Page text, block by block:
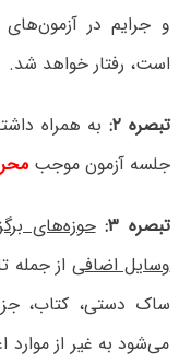
و جرایم در
است، رفتار خواهد شد.
تبصره ۲: به همراه
جلسه آزمون موجب
تبصره ۳:
حوزه‌های
وسایل اضافی از
ساک دستی، کتاب،
می‌شود به غیر از موارد